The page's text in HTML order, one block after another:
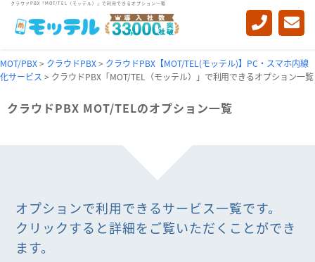
クラウドPBX「MOT/TEL（モッテル）」で利用できるオプション一覧
MOT/PBX> クラウドPBX> クラウドPBX【MOT/TEL(モッテル)】PC・スマホ内線
化サービス > クラウドPBX「MOT/TEL（モッテル）」で利用できるオプション一覧
クラウドPBX MOT/TELのオプション一覧
オプションで利用できるサービス一覧です。
クリックすると詳細をご覧いただくことができ
ます。